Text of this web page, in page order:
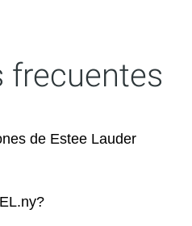
frecuentes
de Estee Lauder